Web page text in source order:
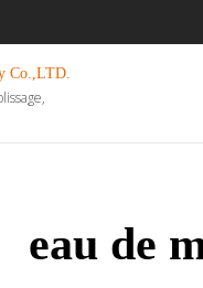
Co.,LTD.
eau de